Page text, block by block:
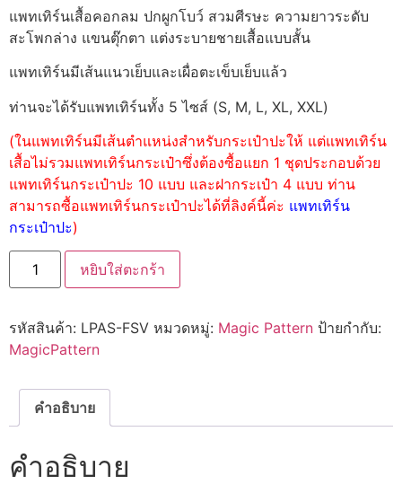
แพทเทิร์นเสื้อคอกลม ปกผูกโบว์ สวมศีรษะ ความยาวระดับ
สะโพกล่าง แขนตุ๊กตา แต่งระบายชายเสื้อแบบสั้น
แพทเทิร์นมีเส้นแนวเย็บและเผื่อตะเข็บเย็บแล้ว
ท่านจะได้รับแพทเทิร์นทั้ง 5 ไซส์ (S, M, L, XL, XXL)
(ในแพทเทิร์นมีเส้นตำแหน่งสำหรับกระเป๋าปะให้ แต่แพทเทิร์น
เสื้อไม่รวมแพทเทิร์นกระเป๋าซึ่งต้องซื้อแยก 1 ชุดประกอบด้วย
แพทเทิร์นกระเป๋าปะ 10 แบบ และฝากระเป๋า 4 แบบ ท่าน
สามารถซื้อแพทเทิร์นกระเป๋าปะได้ที่ลิงค์นี้ค่ะ แพทเทิร์น
กระเป๋าปะ)
หยิบใส่ตะกร้า
รหัสสินค้า: LPAS-FSV หมวดหมู่: Magic Pattern ป้ายกำกับ:
MagicPattern
คำอธิบาย
คำอธิบาย